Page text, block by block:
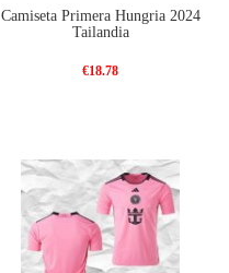
Camiseta Primera Hungria 2024
Tailandia
€18.78